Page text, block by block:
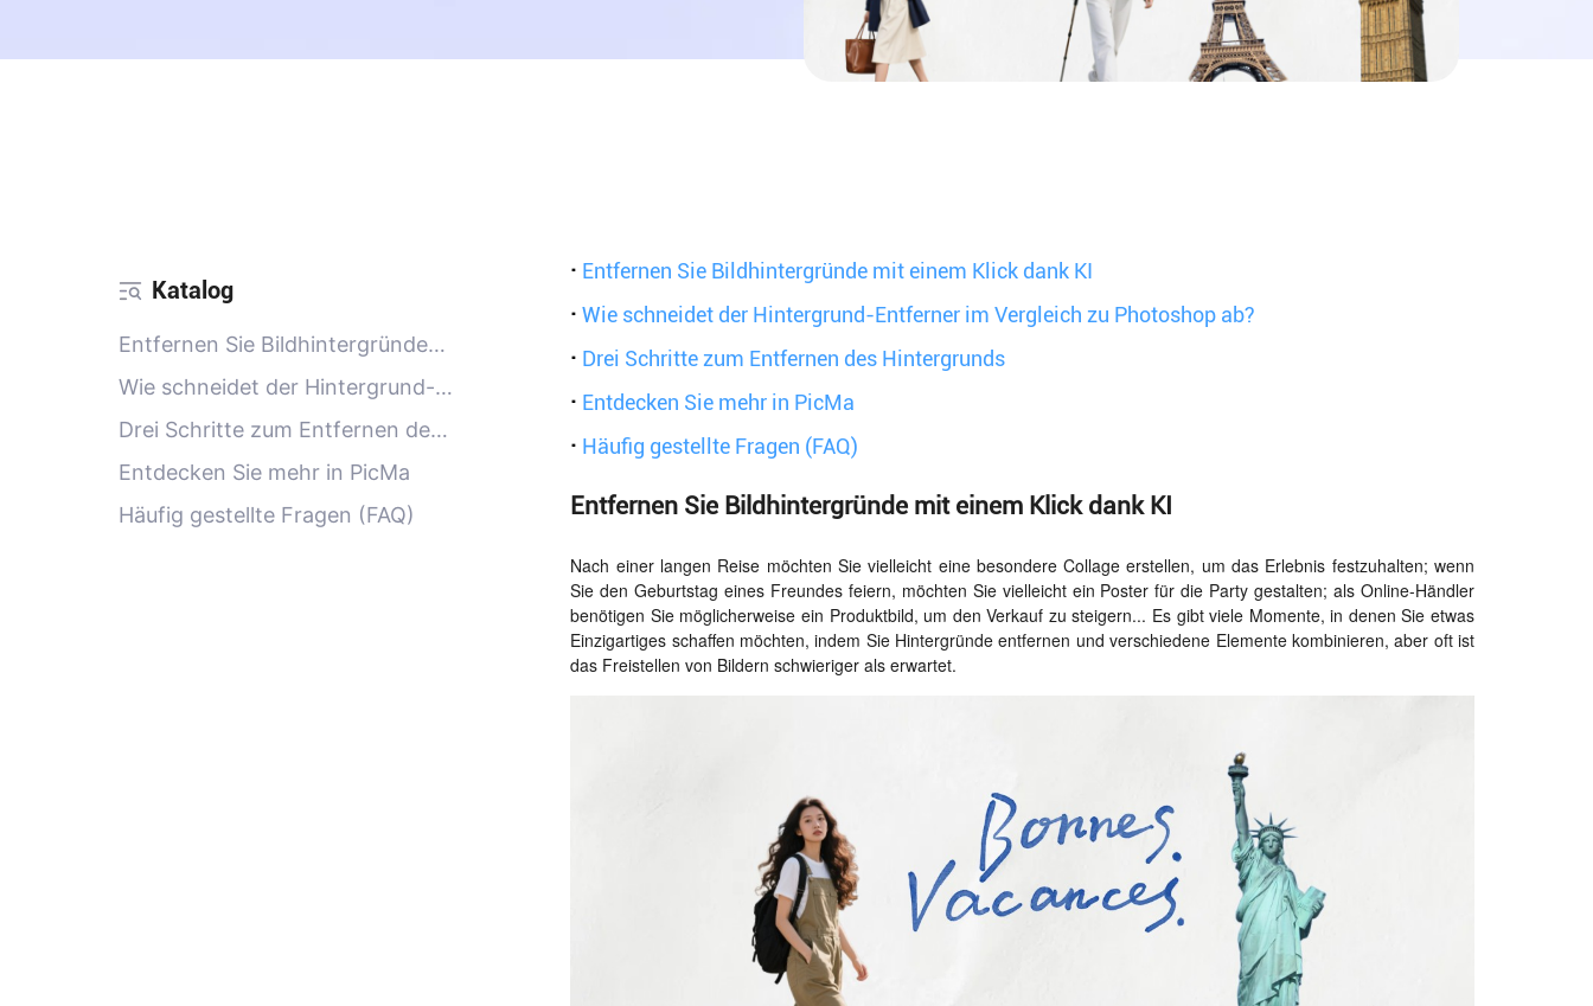
Katalog
Entfernen Sie Bildhintergründe
mit einem Klick dank KI
Wie schneidet der Hintergrund-
Entferner im Vergleich zu
Photoshop ab?
Drei Schritte zum Entfernen des
Hintergrunds
Entdecken Sie mehr in PicMa
Häufig gestellte Fragen (FAQ)
· Entfernen Sie Bildhintergründe mit einem Klick dank KI
·Wie schneidet der Hintergrund-Entferner im Vergleich zu Photoshop ab?
· Drei Schritte zum Entfernen des Hintergrunds
· Entdecken Sie mehr in PicMa
· Häufig gestellte Fragen (FAQ)
Entfernen Sie Bildhintergründe mit einem Klick dank KI
Nach einer langen Reise möchten Sie vielleicht eine besondere Collage erstellen, um das Erlebnis festzuhalten; wenn
Sie den Geburtstag eines Freundes feiern, möchten Sie vielleicht ein Poster für die Party gestalten; als Online-Händler
benötigen Sie möglicherweise ein Produktbild, um den Verkauf zu steigern... Es gibt viele Momente, in denen Sie etwas
Einzigartiges schaffen möchten, indem Sie Hintergründe entfernen und verschiedene Elemente kombinieren, aber oft ist
das Freistellen von Bildern schwieriger als erwartet.